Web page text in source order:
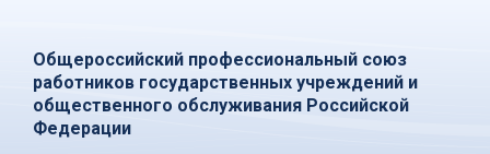
Общероссийский профессиональный союз
работников государственных учреждений и
общественного обслуживания Российской
Федерации